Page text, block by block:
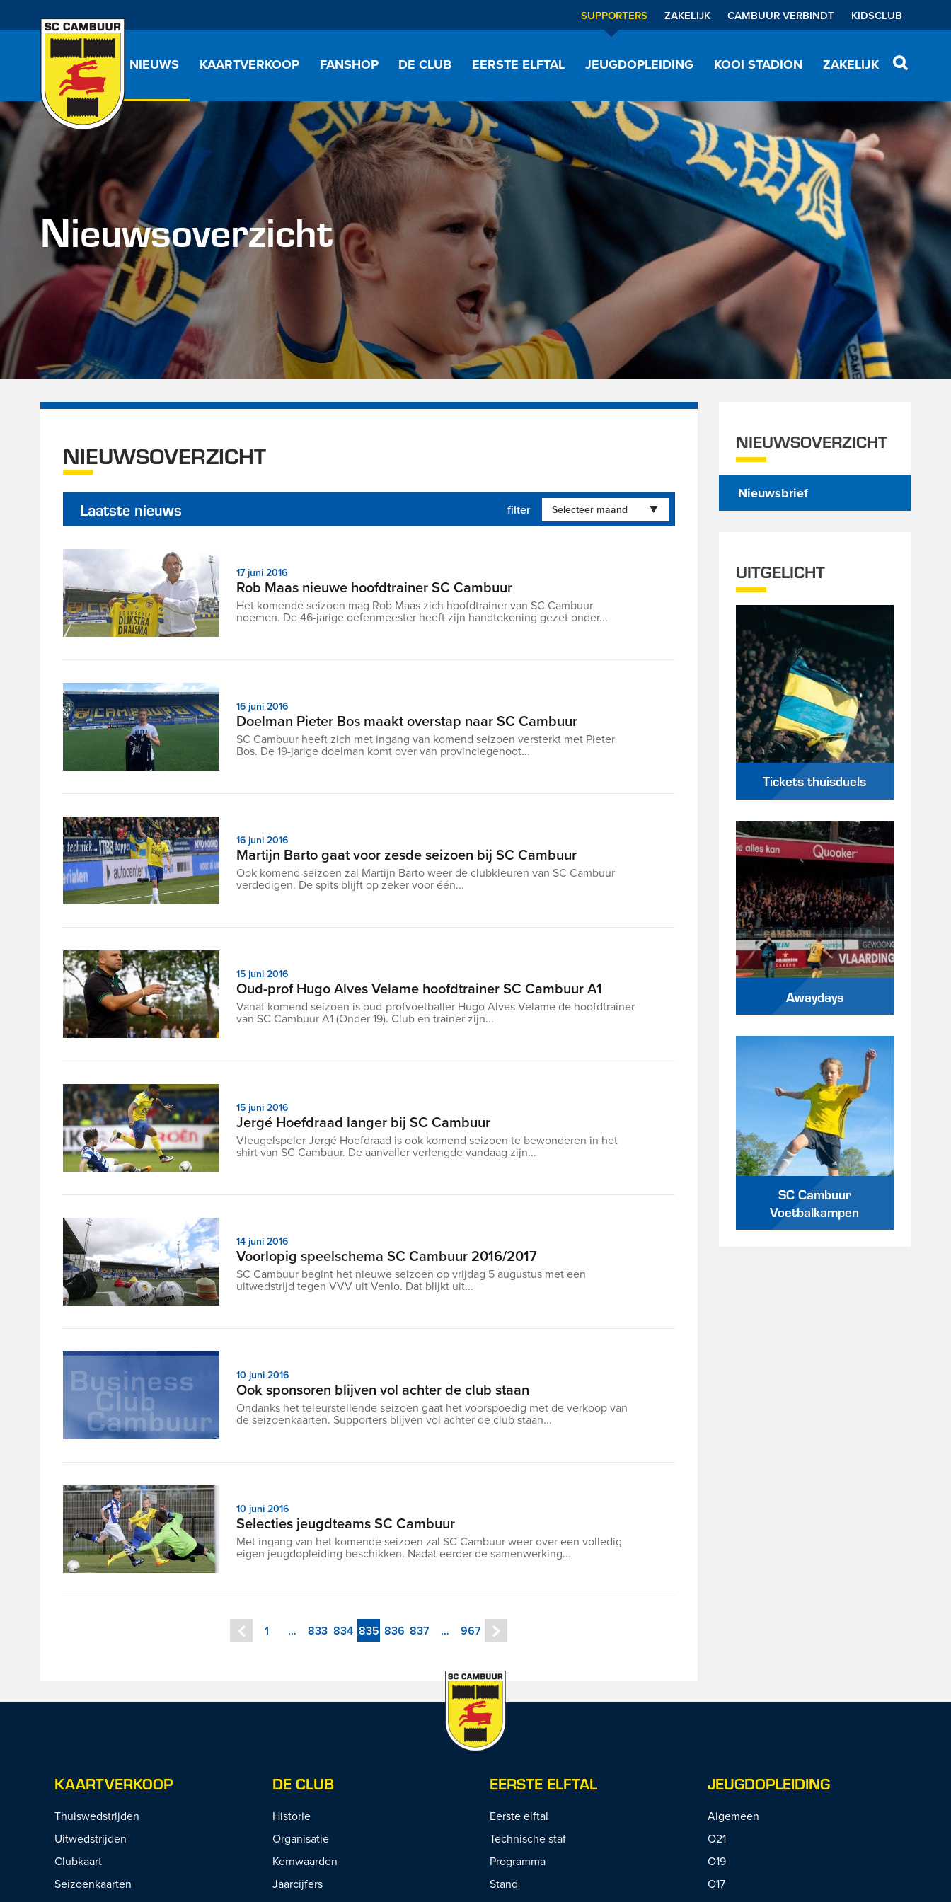
SUPPORTERS ZAKELIJK CAMBUUR VERBINDT KIDSCLUB
NIEUWS KAARTVERKOOP FANSHOP DE CLUB EERSTE ELFTAL JEUGDOPLEIDING KOOI STADION ZAKELIJK
Nieuwsoverzicht
NIEUWSOVERZICHT
Laatste nieuws filter
17 juni 2016
Rob Maas nieuwe hoofdtrainer SC Cambuur
Het komende seizoen mag Rob Maas zich hoofdtrainer van SC Cambuur
noemen. De 46-jarige oefenmeester heeft zijn handtekening gezet onder...
16 juni 2016
Doelman Pieter Bos maakt overstap naar SC Cambuur
SC Cambuur heeft zich met ingang van komend seizoen versterkt met Pieter
Bos. De 19-jarige doelman komt over van provinciegenoot...
16 juni 2016
Martijn Barto gaat voor zesde seizoen bij SC Cambuur
Ook komend seizoen zal Martijn Barto weer de clubkleuren van SC Cambuur
verdedigen. De spits blijft op zeker voor één...
15 juni 2016
Oud-prof Hugo Alves Velame hoofdtrainer SC Cambuur A1
Vanaf komend seizoen is oud-profvoetballer Hugo Alves Velame de hoofdtrainer
van SC Cambuur A1 (Onder 19). Club en trainer zijn...
15 juni 2016
Jergé Hoefdraad langer bij SC Cambuur
Vleugelspeler Jergé Hoefdraad is ook komend seizoen te bewonderen in het
shirt van SC Cambuur. De aanvaller verlengde vandaag zijn...
14 juni 2016
Voorlopig speelschema SC Cambuur 2016/2017
SC Cambuur begint het nieuwe seizoen op vrijdag 5 augustus met een
uitwedstrijd tegen VVV uit Venlo. Dat blijkt uit...
10 juni 2016
Ook sponsoren blijven vol achter de club staan
Ondanks het teleurstellende seizoen gaat het voorspoedig met de verkoop van
de seizoenkaarten. Supporters blijven vol achter de club staan...
10 juni 2016
Selecties jeugdteams SC Cambuur
Met ingang van het komende seizoen zal SC Cambuur weer over een volledig
eigen jeugdopleiding beschikken. Nadat eerder de samenwerking...
1 … 833 834 835 836 837 … 967
NIEUWSOVERZICHT
Nieuwsbrief
UITGELICHT
Tickets thuisduels
Awaydays
SC Cambuur
Voetbalkampen
KAARTVERKOOP
Thuiswedstrijden
Uitwedstrijden
Clubkaart
Seizoenkaarten
DE CLUB
Historie
Organisatie
Kernwaarden
Jaarcijfers
EERSTE ELFTAL
Eerste elftal
Technische staf
Programma
Stand
JEUGDOPLEIDING
Algemeen
O21
O19
O17